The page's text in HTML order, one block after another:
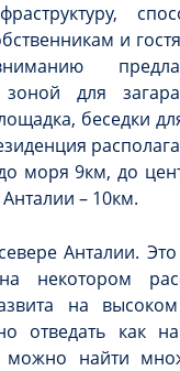
и
для
беседки
моря 9км, до
– 10км.
Анталии.
некотором
на
отведать как
можно найти